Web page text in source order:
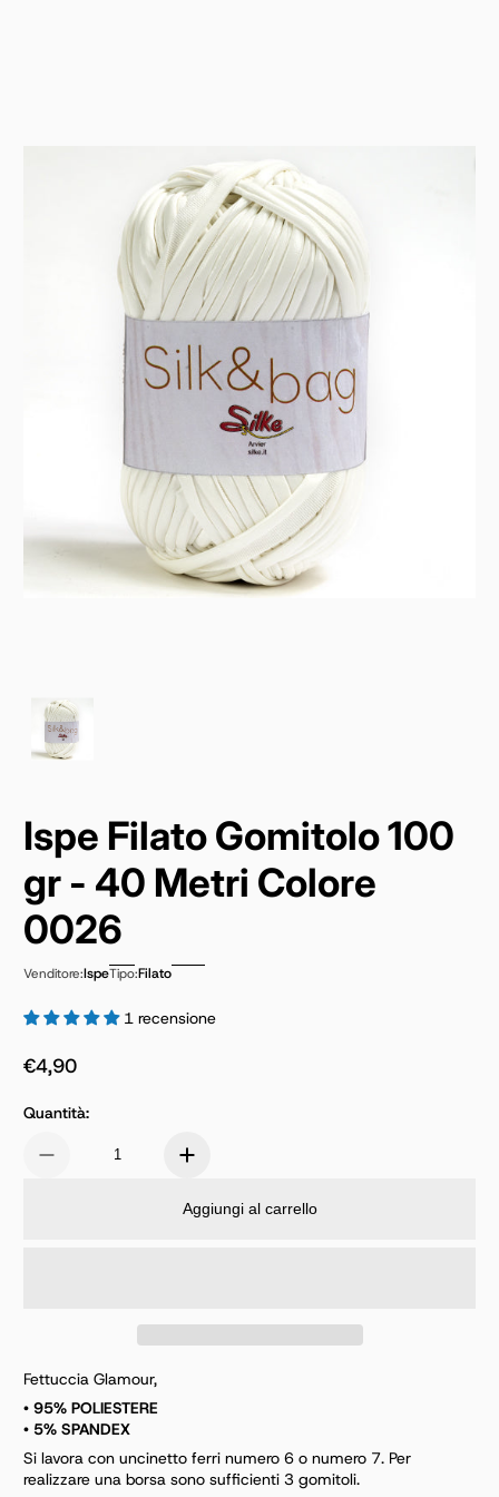
Ispe Filato Gomitolo 100
gr - 40 Metri Colore
0026
Venditore:IspeTipo:Filato
1 recensione
Prezzo normale
€4,90
Quantità:
Aggiungi al carrello
Fettuccia Glamour,
• 95% POLIESTERE
• 5% SPANDEX
Si lavora con uncinetto ferri numero 6 o numero 7. Per
realizzare una borsa sono sufficienti 3 gomitoli.